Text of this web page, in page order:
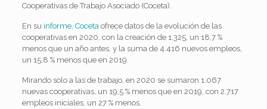
Cooperativas de Trabajo Asociado (Coceta).
En su informe, Coceta ofrece datos de la evolución de las
cooperativas en 2020, con la creación de 1.325, un 18,7 %
menos que un año antes, y la suma de 4.416 nuevos empleos,
un 15,8 % menos que en 2019.
Mirando solo a las de trabajo, en 2020 se sumaron 1.067
nuevas cooperativas, un 19,5 % menos que en 2019, con 2.717
empleos iniciales, un 27 % menos.